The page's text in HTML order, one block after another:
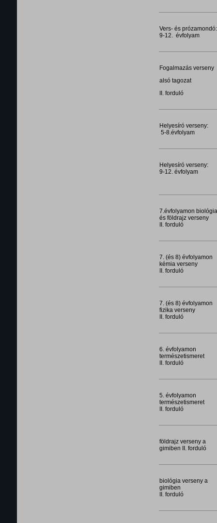
Vers- és prózamondó:
9-12. évfolyam
Fogalmazás verseny
alsó tagozat
II. forduló
Helyesíró verseny:
5-8.évfolyam
Helyesíró verseny:
9-12. évfolyam
7.évfolyamon biológia
és földrajz verseny
II. forduló
7. (és 8) évfolyamon
kémia verseny
II. forduló
7. (és 8) évfolyamon
fizika verseny
II. forduló
6. évfolyamon
természetismeret
II. forduló
5. évfolyamon
természetismeret
II. forduló
földrajz verseny a
gimiben II. forduló
biológia verseny a
gimiben
II. forduló